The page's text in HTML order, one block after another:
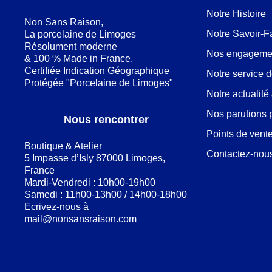
Non Sans Raison,
La porcelaine de Limoges
Résolument moderne
& 100 % Made in France.
Certifiée Indication Géographique
Protégée "Porcelaine de Limoges"
Nous rencontrer
Boutique & Atelier
5 Impasse d’Isly 87000 Limoges,
France
Mardi-Vendredi : 10h00-19h00
Samedi : 11h00-13h00 / 14h00-18h00
Ecrivez-nous à
mail@nonsansraison.com
Notre Histoire
Notre Savoir-
Nos
Notre service
Notre
Nos parutions
Points de
Contactez-